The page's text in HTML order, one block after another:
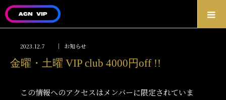
2023.12.7 お知らせ
金曜・土曜 VIP club 4000円off !!
この情報へのアクセスはメンバーに限定されていま